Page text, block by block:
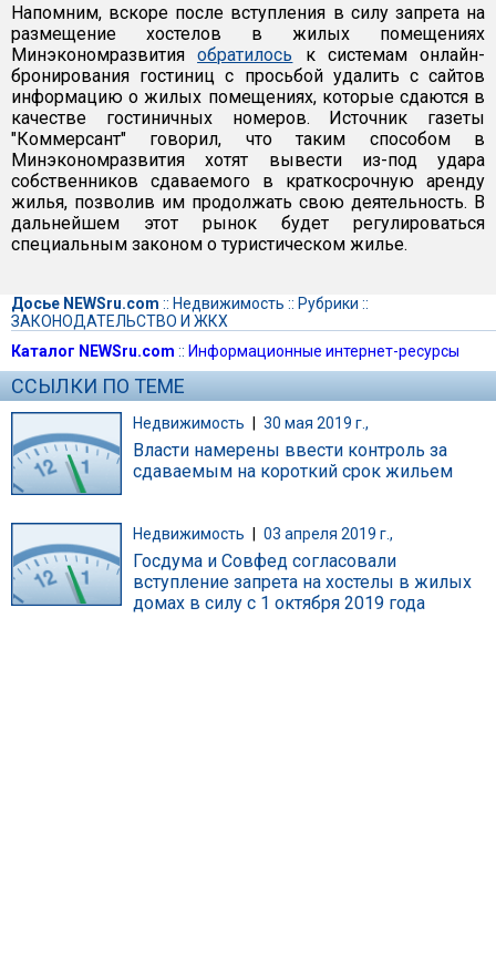
Напомним, вскоре после вступления в силу запрета на
размещение хостелов в жилых помещениях
Минэкономразвитияобратилось к системам онлайн-
бронирования гостиниц с просьбой удалить с сайтов
информацию о жилых помещениях, которые сдаются в
качестве гостиничных номеров. Источник газеты
"Коммерсант" говорил, что таким способом в
Минэкономразвития хотят вывести из-под удара
собственников сдаваемого в краткосрочную аренду
жилья, позволив им продолжать свою деятельность. В
дальнейшем этот рынок будет регулироваться
специальным законом о туристическом жилье.
Досье NEWSru.com :: Недвижимость :: Рубрики ::
ЗАКОНОДАТЕЛЬСТВО И ЖКХ
Каталог NEWSru.com :: Информационные интернет-ресурсы
ССЫЛКИ ПО ТЕМЕ
Недвижимость | 30 мая 2019 г.,
Власти намерены ввести контроль за
сдаваемым на короткий срок жильем
Недвижимость 03 апреля 2019 г.,
Госдума и Совфед согласовали
вступление запрета на хостелы в жилых
домах в силу с 1 октября 2019 года